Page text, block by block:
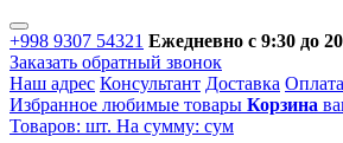
+998 9307 54321 Ежедневно с 9:30 до
Заказать обратный звонок
Наш адрес Консультант Доставка Оплата
Избранное любимые товары Корзина
Товаров: шт. На сумму: сум